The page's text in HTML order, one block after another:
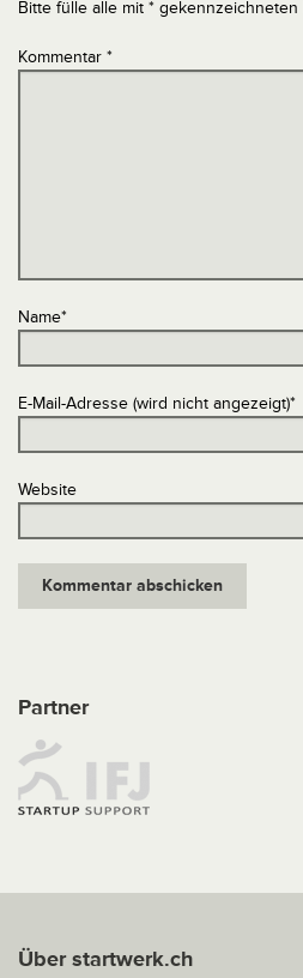
Bitte fülle alle mit * gekennzeichneten
Kommentar *
Name*
E-Mail-Adresse (wird nicht angezeigt)*
Website
Partner
Über startwerk.ch